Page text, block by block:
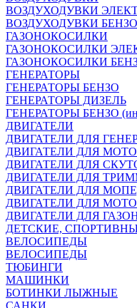
ВОЗДУХОДУВКИ
ВОЗДУХОДУВКИ БЕНЗО
ГАЗОНОКОСИЛКИ
ГАЗОНОКОСИЛКИ
ГАЗОНОКОСИЛКИ
ГЕНЕРАТОРЫ
ГЕНЕРАТОРЫ БЕНЗО
ГЕНЕРАТОРЫ ДИЗЕЛЬ
ГЕНЕРАТОРЫ БЕНЗО
ДВИГАТЕЛИ
ДВИГАТЕЛИ ДЛЯ
ДВИГАТЕЛИ ДЛЯ
ДВИГАТЕЛИ ДЛЯ
ДВИГАТЕЛИ ДЛЯ
ДВИГАТЕЛИ ДЛЯ
ДВИГАТЕЛИ ДЛЯ
ДВИГАТЕЛИ ДЛЯ
ДЕТСКИЕ,
ВЕЛОСИПЕДЫ
ВЕЛОСИПЕДЫ
ТЮБИНГИ
МАШИНКИ
БОТИНКИ ЛЫЖНЫЕ
САНКИ